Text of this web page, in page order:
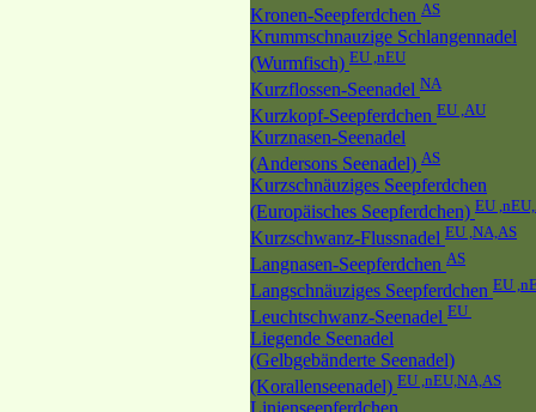
Kronen-Seepferdchen AS
Krummschnauzige Schlangennadel
(Wurmfisch) EU ,nEU
Kurzflossen-Seenadel NA
Kurzkopf-Seepferdchen EU ,AU
Kurznasen-Seenadel
(Andersons Seenadel) AS
Kurzschnäuziges Seepferdchen
(Europäisches Seepferdchen) EU
Kurzschwanz-Flussnadel EU ,NA,AS
Langnasen-Seepferdchen AS
Langschnäuziges Seepferdchen EU
Leuchtschwanz-Seenadel EU
Liegende Seenadel
(Gelbgebänderte Seenadel)
(Korallenseenadel) EU ,nEU,NA,AS
Linienseepferdchen